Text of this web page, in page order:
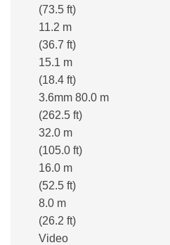
(73.5 ft)
11.2 m
(36.7 ft)
15.1 m
(18.4 ft)
3.6mm 80.0 m
(262.5 ft)
32.0 m
(105.0 ft)
16.0 m
(52.5 ft)
8.0 m
(26.2 ft)
Video